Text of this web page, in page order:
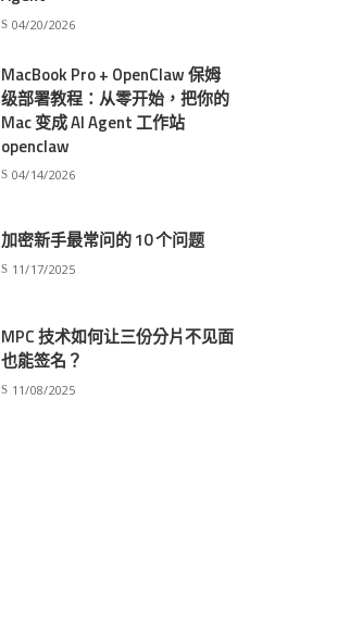
04/20/2026
MacBook Pro + OpenClaw 保姆
级部署教程：从零开始，把你的
Mac 变成 AI Agent 工作站
openclaw
04/14/2026
加密新手最常问的 10 个问题
11/17/2025
MPC 技术如何让三份分片不见面
也能签名？
11/08/2025